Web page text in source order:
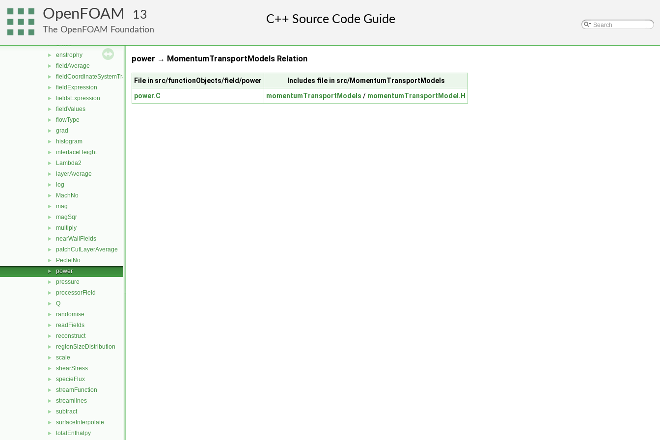
OpenFOAM 13
The OpenFOAM Foundation
► cylindrical
ddt
► div
► divide
► enstrophy
► fieldAverage
► fieldCoordinateSystemTransform
► fieldExpression
► fieldsExpression
► fieldValues
► flowType
► grad
► histogram
► interfaceHeight
► Lambda2
► layerAverage
► log
► MachNo
► mag
► magSqr
► multiply
► nearWallFields
► patchCutLayerAverage
► PecletNo
► power
► pressure
► processorField
► Q
► randomise
► readFields
► reconstruct
► regionSizeDistribution
► scale
► shearStress
► specieFlux
► streamFunction
► streamlines
► subtract
► surfaceInterpolate
► totalEnthalpy
power → MomentumTransportModels Relation
File in src/functionObjects/field/power
Includes file in src/MomentumTransportModels
power.C
momentumTransportModels / momentumTransportModel.H